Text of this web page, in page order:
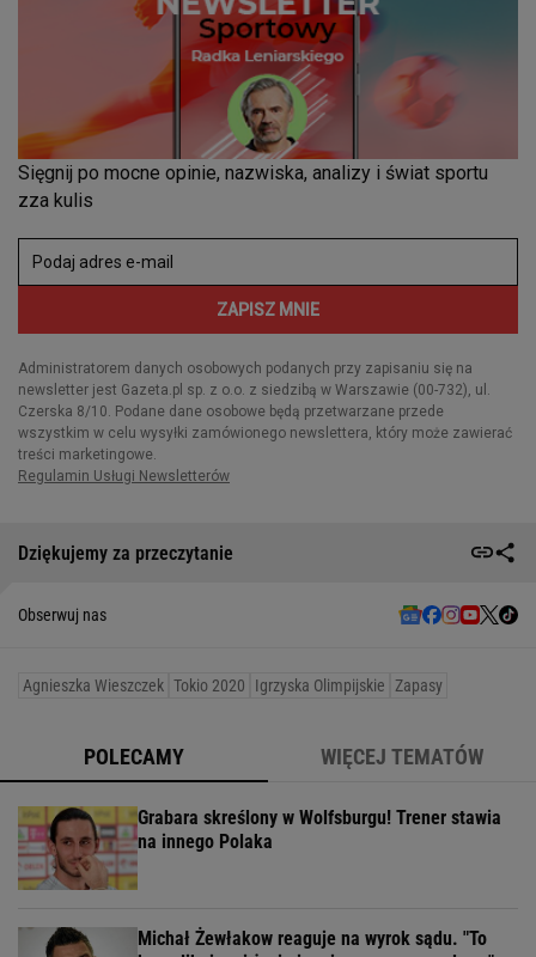
Dziękujemy za przeczytanie
Obserwuj nas
Agnieszka Wieszczek Tokio 2020 Igrzyska Olimpijskie Zapasy
POLECAMY WIĘCEJ TEMATÓW
Grabara skreślony w Wolfsburgu! Trener stawia
na innego Polaka
Michał Żewłakow reaguje na wyrok sądu. "To